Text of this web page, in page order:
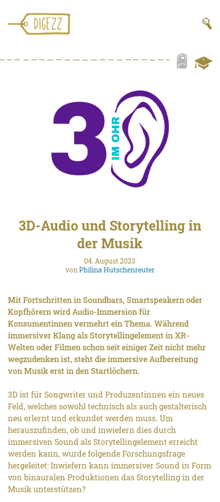
3D-Audio und Storytelling in
der Musik
04. August 2023
vonPhilina Hutschenreuter
Mit Fortschritten in Soundbars, Smartspeakern oder
Kopfhörern wird Audio-Immersion für
Konsumentinnen vermehrt ein Thema. Während
immersiver Klang als Storytellingelement in XR-
Welten oder Filmen schon seit einiger Zeit nicht mehr
wegzudenken ist, steht die immersive Aufbereitung
von Musik erst in den Startlöchern.
3D ist für Songwriter und Produzentinnen ein neues
Feld, welches sowohl technisch als auch gestalterisch
neu erlernt und erkundet werden muss. Um
herauszufinden, ob und inwiefern dies durch
immersiven Sound als Storytellingelement erreicht
werden kann, wurde folgende Forschungsfrage
hergeleitet: Inwiefern kann immersiver Sound in Form
von binauralen Produktionen das Storytelling in der
Musik unterstützen?